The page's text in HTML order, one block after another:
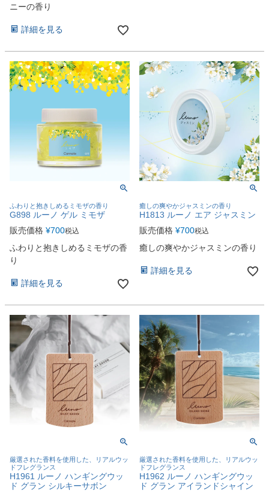
ニーの香り
詳細を見る
ふわりと抱きしめるミモザの香り
G898 ルーノ ゲル ミモザ
販売価格 ¥700税込
ふわりと抱きしめるミモザの香
り
詳細を見る
癒しの爽やかジャスミンの香り
H1813 ルーノ エア ジャスミン
販売価格 ¥700税込
癒しの爽やかジャスミンの香り
詳細を見る
厳選された香料を使用した、リアルウッ
ドフレグランス
H1961 ルーノ ハンギングウッ
ド グラン シルキーサボン
厳選された香料を使用した、リアルウッ
ドフレグランス
H1962 ルーノ ハンギングウッ
ド グラン アイランドシャイン